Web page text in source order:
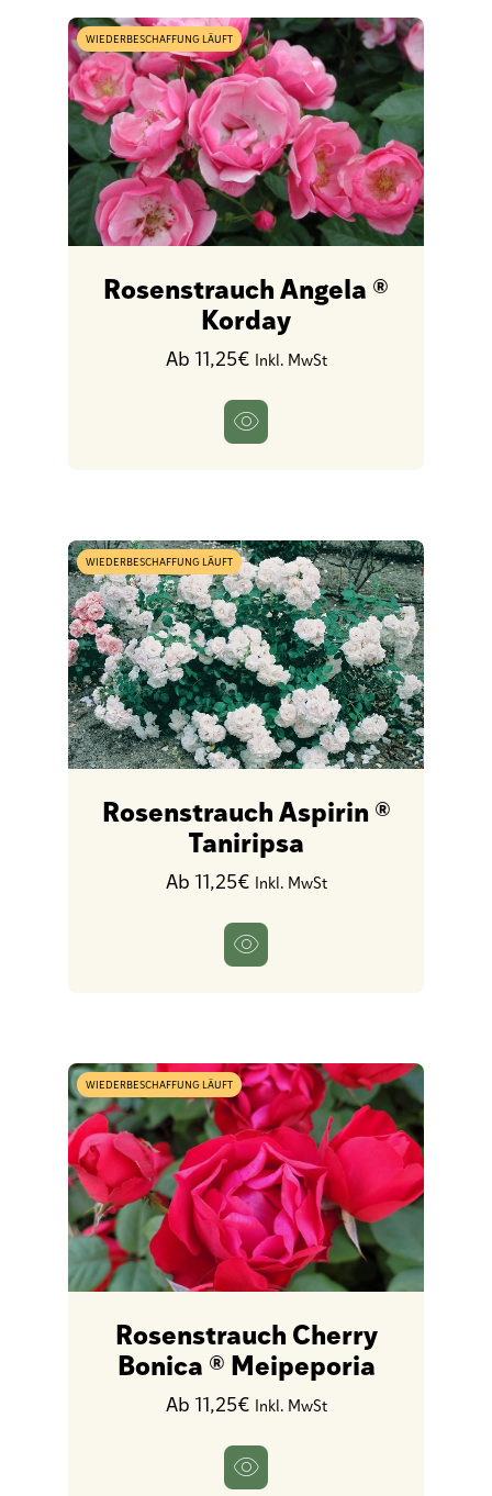
WIEDERBESCHAFFUNG LÄUFT
Rosenstrauch Angela ®
Korday
Ab 11,25€ Inkl. MwSt
WIEDERBESCHAFFUNG LÄUFT
Rosenstrauch Aspirin ®
Taniripsa
Ab 11,25€ Inkl. MwSt
WIEDERBESCHAFFUNG LÄUFT
Rosenstrauch Cherry
Bonica ® Meipeporia
Ab 11,25€ Inkl. MwSt